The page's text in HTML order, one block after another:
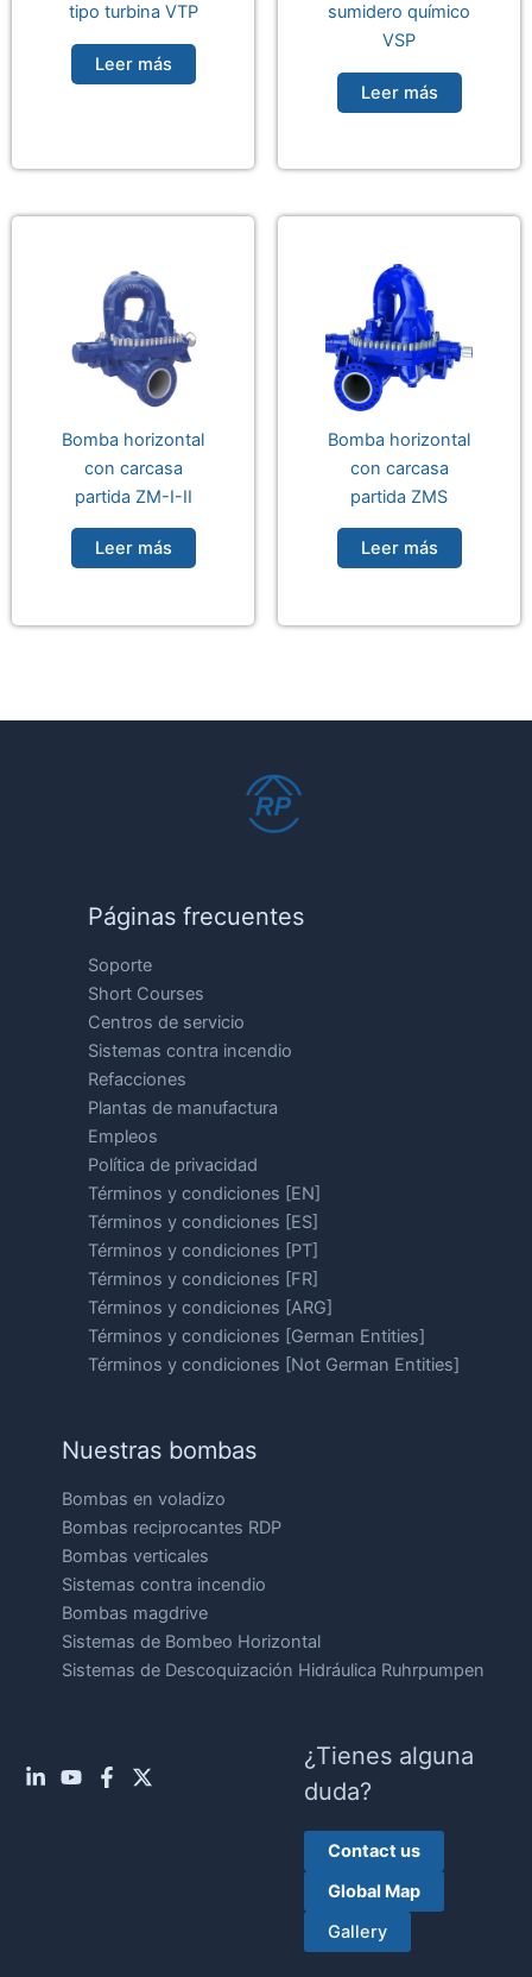
tipo turbina VTP
Leer más
sumidero químico
VSP
Leer más
Bomba horizontal
con carcasa
partida ZM-I-II
Leer más
Bomba horizontal
con carcasa
partida ZMS
Leer más
Páginas frecuentes
Soporte
Short Courses
Centros de servicio
Sistemas contra incendio
Refacciones
Plantas de manufactura
Empleos
Política de privacidad
Términos y condiciones [EN]
Términos y condiciones [ES]
Términos y condiciones [PT]
Términos y condiciones [FR]
Términos y condiciones [ARG]
Términos y condiciones [German Entities]
Términos y condiciones [Not German Entities]
Nuestras bombas
Bombas en voladizo
Bombas reciprocantes RDP
Bombas verticales
Sistemas contra incendio
Bombas magdrive
Sistemas de Bombeo Horizontal
Sistemas de Descoquización Hidráulica Ruhrpumpen
¿Tienes alguna
duda?
Contact us
Global Map
Gallery